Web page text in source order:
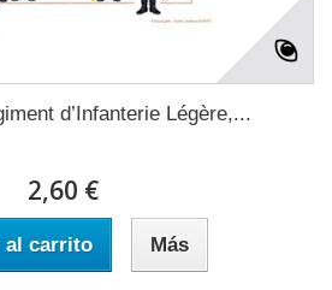
d’Infanterie Légère,...
2,60 €
al carrito Más